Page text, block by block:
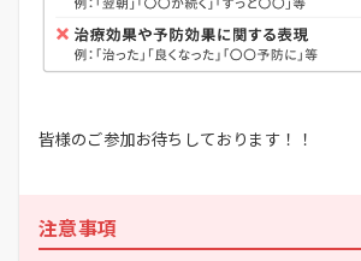
皆様のご参加お待ちしております！！
注意事項